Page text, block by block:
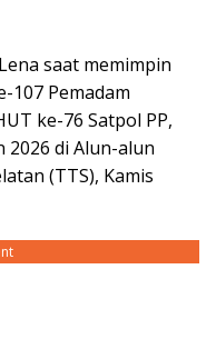
saat memimpin
107 Pemadam
ke-76 Satpol PP,
2026 di Alun-alun
(TTS), Kamis